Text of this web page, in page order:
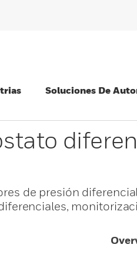
Soluciones De
de presión